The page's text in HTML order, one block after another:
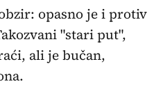
opasno je i protiv
"stari put",
ali je bučan,